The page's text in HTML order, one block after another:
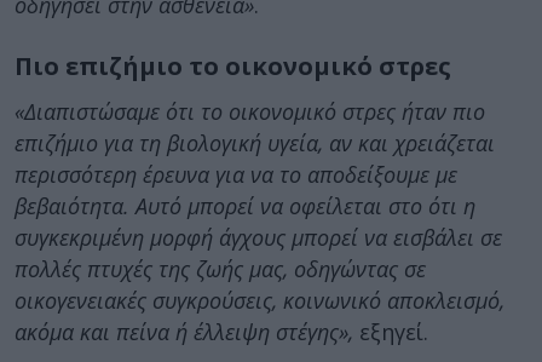
Πιο επιζήμιο το οικονομικό στρες
«Διαπιστώσαμε ότι το οικονομικό στρες ήταν πιο
επιζήμιο για τη βιολογική υγεία, αν και χρειάζεται
περισσότερη έρευνα για να το αποδείξουμε με
βεβαιότητα. Αυτό μπορεί να οφείλεται στο ότι η
συγκεκριμένη μορφή άγχους μπορεί να εισβάλει σε
πολλές πτυχές της ζωής μας, οδηγώντας σε
οικογενειακές συγκρούσεις, κοινωνικό αποκλεισμό,
ακόμα και πείνα ή έλλειψη στέγης», εξηγεί.